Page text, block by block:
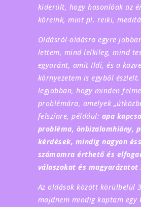
kiderült, hogy hasonlóak az
köreink, mint pl. reiki,
Oldásról-oldásra egyre
lettem, mind lelkileg, mind
egyaránt, amit Ildi, és a
környezetem is egyből
legjobban, hogy minden
problémára, amelyek
felszínre, például: apa
probléma, önbizalomhiány,
kérdések, mindig nagyon
számomra érthető és
válaszokat és magyarázatot
Az oldások között körülbelül
majdnem mindig kaptam egy